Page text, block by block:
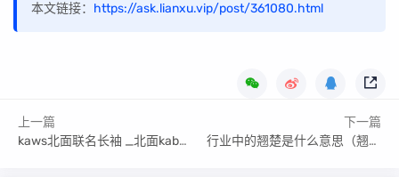
本文链接： https://ask.lianxu.vip/post/361080.html
上一篇
kaws北面联名长袖 _北面kaban
下一篇
行业中的翘楚是什么意思（翘楚是什么意思）